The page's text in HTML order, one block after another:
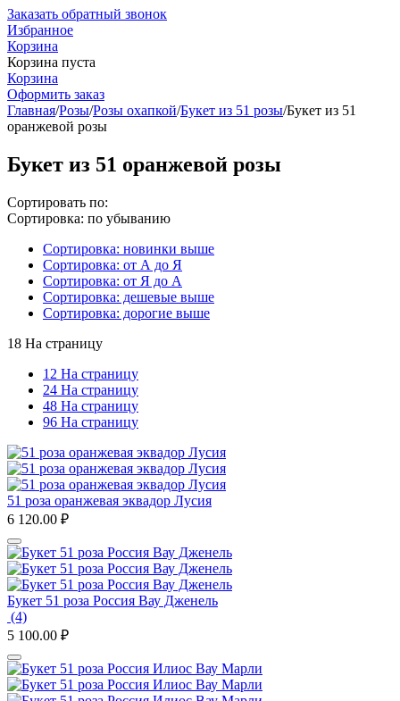
Заказать обратный звонок
Избранное
Корзина
Корзина пуста
Корзина
Оформить заказ
Главная/Розы/Розы охапкой/Букет из 51 розы/Букет из 51
оранжевой розы
Букет из 51 оранжевой розы
Сортировать по:
Сортировка: по убыванию
Сортировка: новинки выше
Сортировка: от А до Я
Сортировка: от Я до А
Сортировка: дешевые выше
Сортировка: дорогие выше
18 На страницу
12 На страницу
24 На страницу
48 На страницу
96 На страницу
51 роза оранжевая эквадор Лусия
6 120.00 ₽
Букет 51 роза Россия Вау Дженель
(4)
5 100.00 ₽